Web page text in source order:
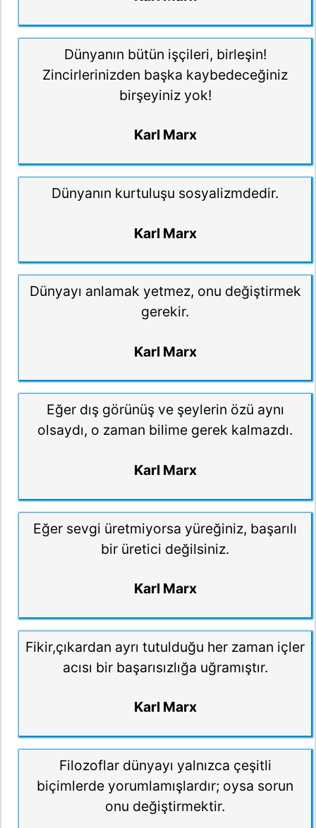
Dünyanın bütün işçileri, birleşin!
Zincirlerinizden başka kaybedeceğiniz
birşeyiniz yok!
Karl Marx
Dünyanın kurtuluşu sosyalizmdedir.
Karl Marx
Dünyayı anlamak yetmez, onu değiştirmek
gerekir.
Karl Marx
Eğer dış görünüş ve şeylerin özü aynı
olsaydı, o zaman bilime gerek kalmazdı.
Karl Marx
Eğer sevgi üretmiyorsa yüreğiniz, başarılı
bir üretici değilsiniz.
Karl Marx
Fikir,çıkardan ayrı tutulduğu her zaman içler
acısı bir başarısızlığa uğramıştır.
Karl Marx
Filozoflar dünyayı yalnızca çeşitli
biçimlerde yorumlamışlardır; oysa sorun
onu değiştirmektir.